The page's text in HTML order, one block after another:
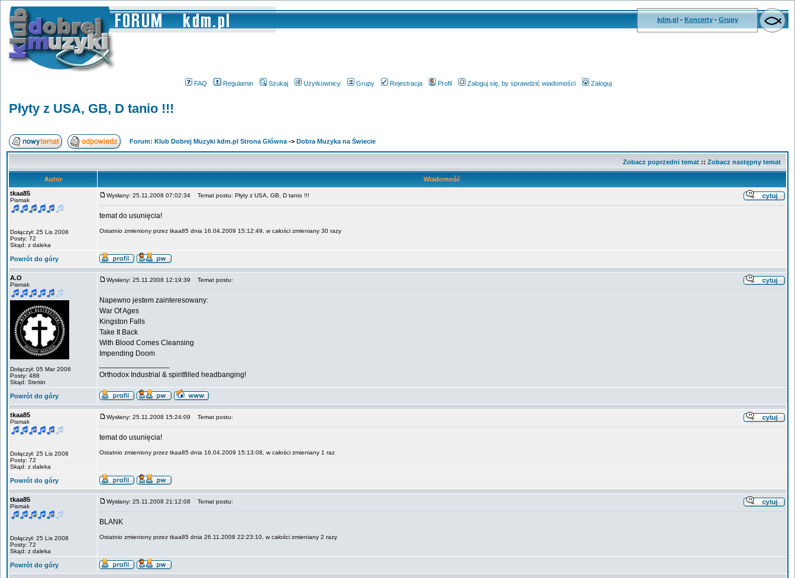
kdm.pl- Koncerty- Grupy
FAQ Regulamin Szukaj Użytkownicy Grupy Rejestracja Profil Zaloguj się, by sprawdzić wiadomości Zaloguj
Płyty z USA, GB, D tanio !!!
Forum: Klub Dobrej Muzyki kdm.pl Strona Główna -> Dobra Muzyka na Świecie
Zobacz poprzedni temat :: Zobacz następny temat
Autor
Wiadomość
tkaa85
Pismak
Dołączył: 25 Lis 2008
Posty: 72
Skąd: z daleka
Wysłany: 25.11.2008 07:02:34 Temat postu: Płyty z USA, GB, D tanio !!!
temat do usunięcia!
Ostatnio zmieniony przez tkaa85 dnia 16.04.2009 15:12:49, w całości zmieniany 30 razy
Powrót do góry
A.O
Pismak
Dołączył: 05 Mar 2006
Posty: 488
Skąd: Stettin
Wysłany: 25.11.2008 12:19:39 Temat postu:
Napewno jestem zainteresowany:
War Of Ages
Kingston Falls
Take It Back
With Blood Comes Cleansing
Impending Doom
Orthodox Industrial & spiritfilled headbanging!
Powrót do góry
tkaa85
Pismak
Dołączył: 25 Lis 2008
Posty: 72
Skąd: z daleka
Wysłany: 25.11.2008 15:24:09 Temat postu:
temat do usunięcia!
Ostatnio zmieniony przez tkaa85 dnia 16.04.2009 15:13:08, w całości zmieniany 1 raz
Powrót do góry
tkaa85
Pismak
Dołączył: 25 Lis 2008
Posty: 72
Skąd: z daleka
Wysłany: 25.11.2008 21:12:08 Temat postu:
BLANK
Ostatnio zmieniony przez tkaa85 dnia 26.11.2008 22:23:10, w całości zmieniany 2 razy
Powrót do góry